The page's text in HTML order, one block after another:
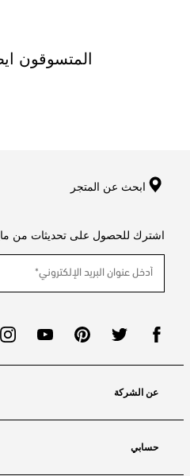
المتسوقون
ابحث عن المتجر
اشترك للحصول على تحديثات من
عن الشركة
حسابي